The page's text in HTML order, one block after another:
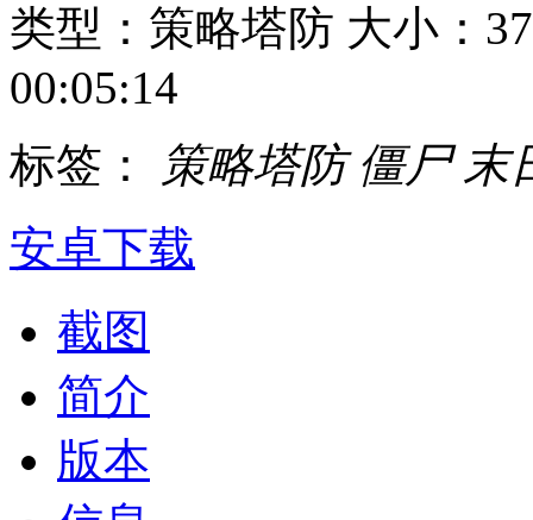
类型：策略塔防 大小：
00:05:14
标签：
策略塔防 僵尸 末
安卓下载
截图
简介
版本